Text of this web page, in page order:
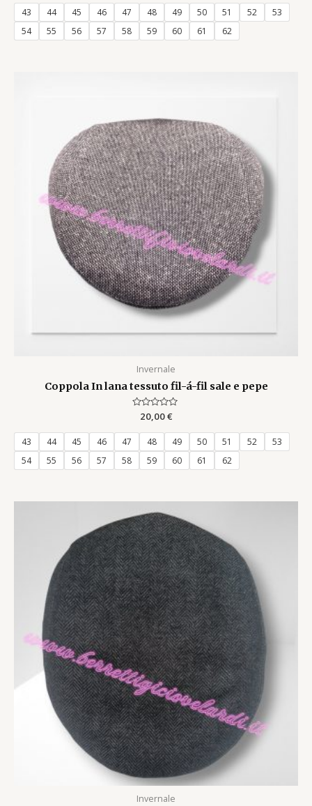
43 44 45 46 47 48 49 50 51 52
53
54
55 56 57 58 59 60 61 62
Invernale
Coppola In lana tessuto fil-á-fil sale e pepe
Rated
out
20,00€
43 44 45 46 47 48 49 50 51 52
53
54
55 56 57 58 59 60 61 62
Invernale